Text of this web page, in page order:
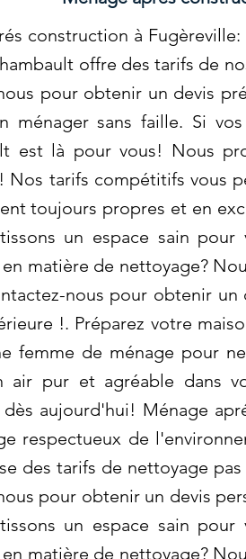
construction à
offre des tarifs de
pour obtenir un devis
ménager sans faille. Si
est là pour vous! Nous
Nos tarifs compétitifs vous
toujours propres et en
un espace sain
matière de nettoyage?
nous pour obtenir
!. Préparez votre
femme de ménage pour
air pur et agréable dans
aujourd'hui! Ménage
respectueux de
des tarifs de nettoyage
pour obtenir un devis
un espace sain
matière de nettoyage?